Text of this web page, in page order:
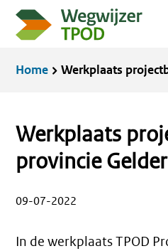
Overslaanzoekterm
in
Kruimelpad
Home
Werkplaats
provincie
09-07-2022
In de werkplaats TPOD